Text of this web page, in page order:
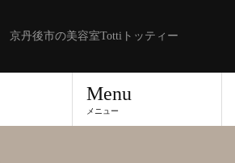
京丹後市の美容室Tottiトッティー
Menu
メニュー